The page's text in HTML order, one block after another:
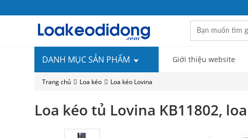
DANH MỤC SẢN PHẨM Giới thiệu website
Trang chủ Loa kéo Loa kéo Lovina
Loa kéo tủ Lovina KB11802,